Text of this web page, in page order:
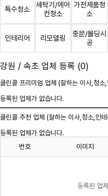
특수청소
세탁기/에어
컨청소
가전제품청
소
인테리어 리모델링
중문/몰딩시
공
강원 / 속초 업체 등록 (0)
클린콜 프리미엄 업체 (잘하는 이사, 청소
등록된 업체가 없습니다.
클린콜 추천 업체 (잘하는 이사, 청소 ,인
등록된 업체가 없습니다.
번호
이미지
등록된 업